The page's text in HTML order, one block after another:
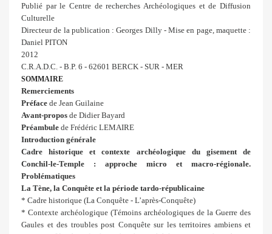
Publié par le Centre de recherches Archéologiques et de Diffusion
Culturelle
Directeur de la publication : Georges Dilly - Mise en page, maquette :
Daniel PITON
2012
C.R.A.D.C. - B.P. 6 - 62601 BERCK - SUR - MER
SOMMAIRE
Remerciements
Préface de Jean Guilaine
Avant-propos de Didier Bayard
Préambule de Frédéric LEMAIRE
Introduction générale
Cadre historique et contexte archéologique du gisement de
Conchil-le-Temple : approche micro et macro-régionale.
Problématiques
La Tène, la Conquête et la période tardo-républicaine
* Cadre historique (La Conquête - L’après-Conquête)
* Contexte archéologique (Témoins archéologiques de la Guerre des
Gaules et des troubles post Conquête sur les territoires ambiens et